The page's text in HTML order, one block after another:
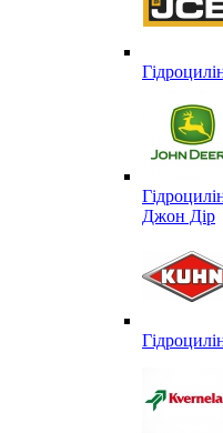
Джон Дір